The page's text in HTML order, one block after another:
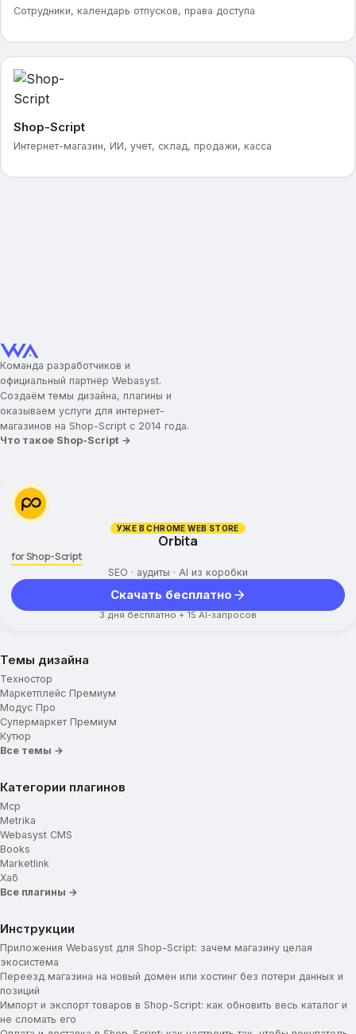
Сотрудники, календарь отпусков, права доступа
Shop-Script
Интернет-магазин, ИИ, учет, склад, продажи, касса
Команда разработчиков и
официальный партнёр Webasyst.
Создаём темы дизайна, плагины и
оказываем услуги для интернет-
магазинов на Shop-Script с 2014 года.
Что такое Shop-Script →
УЖЕ В CHROME WEB STORE
Orbita
for Shop-Script
SEO · аудиты · AI из коробки
Скачать бесплатно
3 дня бесплатно + 15 AI-запросов
Темы дизайна
Техностор
Маркетплейс Премиум
Модус Про
Супермаркет Премиум
Кутюр
Все темы →
Категории плагинов
Mcp
Metrika
Webasyst CMS
Books
Marketlink
Хаб
Все плагины →
Инструкции
Приложения Webasyst для Shop-Script: зачем магазину целая
экосистема
Переезд магазина на новый домен или хостинг без потери данных и
позиций
Импорт и экспорт товаров в Shop-Script: как обновить весь каталог и
не сломать его